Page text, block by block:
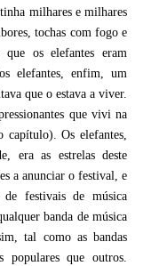
milhares e milhares
tochas com fogo e
os elefantes eram
elefantes, enfim, um
que o estava a viver.
que vivi na
Os elefantes,
era as estrelas deste
a anunciar o festival, e
festivais de música
banda de música
tal como as bandas
populares que outros.